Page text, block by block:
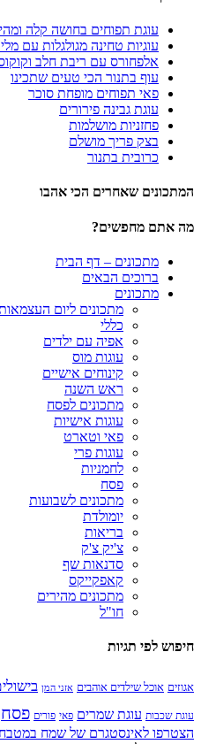
עוגת תפוחים בחושה קלה
עוגיות טחינה מגולגלות עם
אלפחורס עם ריבת חלב
עוף בתנור הכי טעים שתכינו
פאי תפוחים מופחת סוכר
עוגת גבינה פירורים
פחזניות מושלמות
בצק פריך מושלם
כרובית בתנור
המתכונים שאחרים הכי אהבו
מה אתם מחפשים?
מתכונים – דף הבית
ברוכים הבאים
מתכונים
מתכונים ליום
כללי
אפיה עם ילדים
עוגות מוס
קינוחים אישיים
ראש השנה
מתכונים לפסח
עוגות אישיות
פאי וטארט
עוגות פרי
לחמניות
פסח
מתכונים לשבועות
יומולדת
בריאות
צ'יק צ'ק
סדנאות שף
קאפקייקס
מתכונים מהירים
חו"ל
חיפוש לפי תגיות
אגוזים אוכל שילדים אוהבים אזני המן
עוגת שכבות עוגת שמרים פאי פורים פסח
הצטרפו לאינסטגרם של שמח